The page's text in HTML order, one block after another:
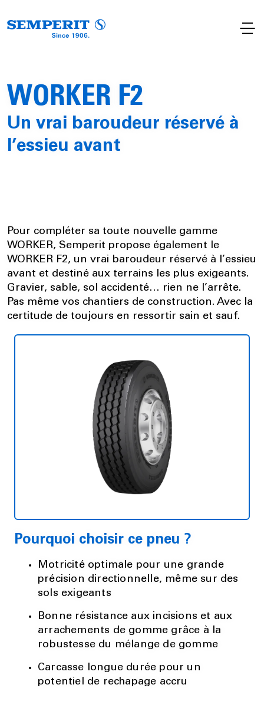
WORKER F2
Un vrai baroudeur réservé à
l’essieu avant
Pour compléter sa toute nouvelle gamme
WORKER, Semperit propose également le
WORKER F2, un vrai baroudeur réservé à l’essieu
avant et destiné aux terrains les plus exigeants.
Gravier, sable, sol accidenté… rien ne l’arrête.
Pas même vos chantiers de construction. Avec la
certitude de toujours en ressortir sain et sauf.
Pourquoi choisir ce pneu ?
Motricité optimale pour une grande
précision directionnelle, même sur des
sols exigeants
Bonne résistance aux incisions et aux
arrachements de gomme grâce à la
robustesse du mélange de gomme
Carcasse longue durée pour un
potentiel de rechapage accru